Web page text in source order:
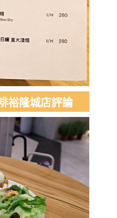
裕隆城店評論